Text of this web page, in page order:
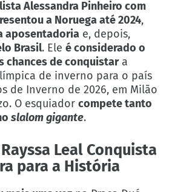
Alessandra Pinheiro com
a Noruega até 2024,
aposentadoria e, depois,
Brasil. Ele é considerado o
chances de conquistara
de inverno para o país
de Inverno de 2026, em Milão
O esquiador compete tanto
slalom gigante.
Leal Conquista
para a História